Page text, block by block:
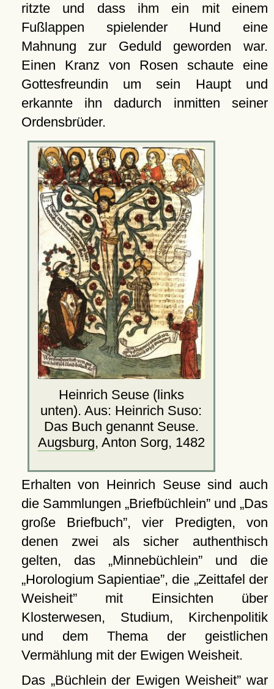
ritzte und dass ihm ein mit einem
Fußlappen spielender Hund eine
Mahnung zur Geduld geworden war.
Einen Kranz von Rosen schaute eine
Gottesfreundin um sein Haupt und
erkannte ihn dadurch inmitten seiner
Ordensbrüder.
Heinrich Seuse (links
unten). Aus: Heinrich Suso:
Das Buch genannt Seuse.
Augsburg, Anton Sorg, 1482
Erhalten von Heinrich Seuse sind auch
die Sammlungen Briefbüchlein und Das
große Briefbuch , vier Predigten, von
denen zwei als sicher authenthisch
gelten, das
Minnebüchlein und die
Horologium Sapientiae , die Zeittafel der
Weisheit mit Einsichten über
Klosterwesen, Studium, Kirchenpolitik
und dem Thema der geistlichen
Vermählung mit der Ewigen Weisheit.
Das
Büchlein der Ewigen Weisheit
war